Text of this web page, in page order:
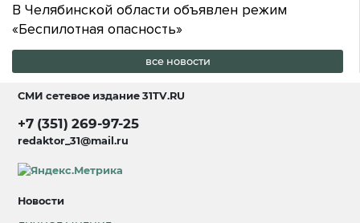
В Челябинской области объявлен режим
«Беспилотная опасность»
все новости
СМИ сетевое издание31TV.RU
+7 (351) 269-97-25
redaktor_31@mail.ru
Новости